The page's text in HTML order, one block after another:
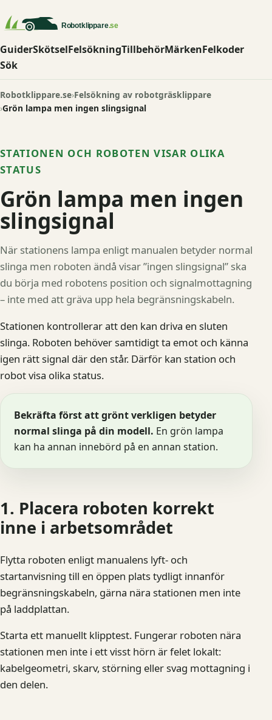
GuiderSkötselFelsökningTillbehörMärkenFelkoder
Sök
Robotklippare.se Felsökning av robotgräsklippare
Grön lampa men ingen slingsignal
STATIONEN OCH ROBOTEN VISAR OLIKA
STATUS
Grön lampa men ingen
slingsignal
När stationens lampa enligt manualen betyder normal
slinga men roboten ändå visar ”ingen slingsignal” ska
du börja med robotens position och signalmottagning
– inte med att gräva upp hela begränsningskabeln.
Stationen kontrollerar att den kan driva en sluten
slinga. Roboten behöver samtidigt ta emot och känna
igen rätt signal där den står. Därför kan station och
robot visa olika status.
Bekräfta först att grönt verkligen betyder
normal slinga på din modell. En grön lampa
kan ha annan innebörd på en annan station.
1. Placera roboten korrekt
inne i arbetsområdet
Flytta roboten enligt manualens lyft- och
startanvisning till en öppen plats tydligt innanför
begränsningskabeln, gärna nära stationen men inte
på laddplattan.
Starta ett manuellt klipptest. Fungerar roboten nära
stationen men inte i ett visst hörn är felet lokalt:
kabelgeometri, skarv, störning eller svag mottagning i
den delen.